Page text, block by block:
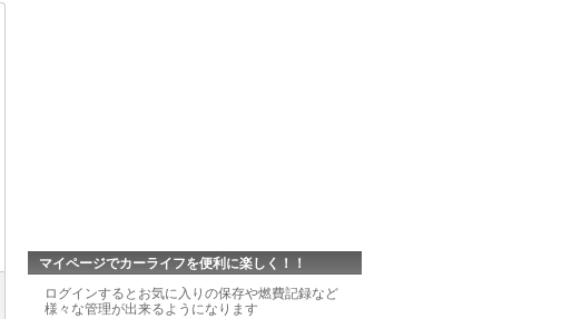
マイページでカーライフを便利に楽しく！！
ログインするとお気に入りの保存や燃費記録など
様々な管理が出来るようになります